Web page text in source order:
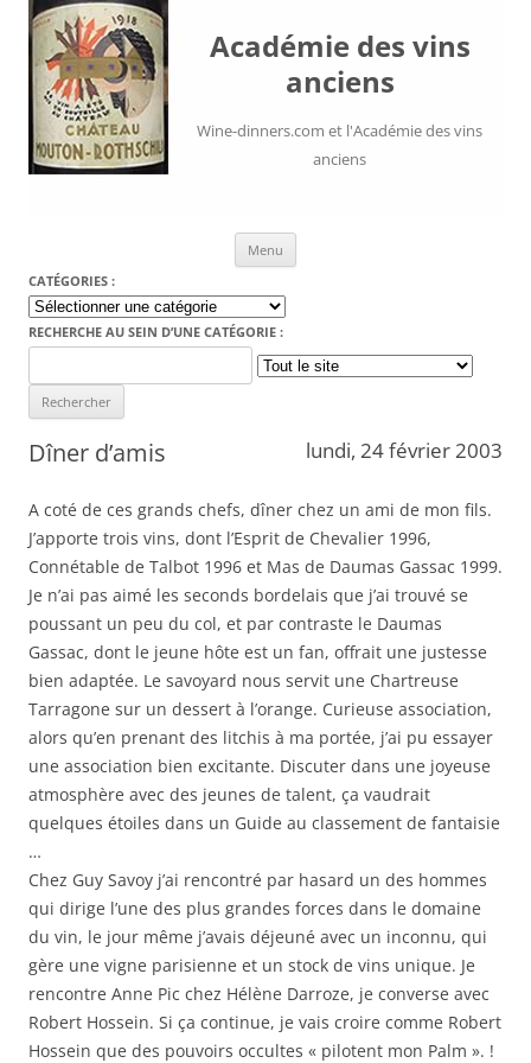
Académie des vins
anciens
Wine-dinners.com et l'Académie des vins
anciens
Menu
CATÉGORIES :
Catégories
:
RECHERCHE AU SEIN D’UNE CATÉGORIE :
for:
Dîner d’amis lundi, 24 février 2003
A coté de ces grands chefs, dîner chez un ami de mon fils.
J’apporte trois vins, dont l’Esprit de Chevalier 1996,
Connétable de Talbot 1996 et Mas de Daumas Gassac 1999.
Je n’ai pas aimé les seconds bordelais que j’ai trouvé se
poussant un peu du col, et par contraste le Daumas
Gassac, dont le jeune hôte est un fan, offrait une justesse
bien adaptée. Le savoyard nous servit une Chartreuse
Tarragone sur un dessert à l’orange. Curieuse association,
alors qu’en prenant des litchis à ma portée, j’ai pu essayer
une association bien excitante. Discuter dans une joyeuse
atmosphère avec des jeunes de talent, ça vaudrait
quelques étoiles dans un Guide au classement de fantaisie
…
Chez Guy Savoy j’ai rencontré par hasard un des hommes
qui dirige l’une des plus grandes forces dans le domaine
du vin, le jour même j’avais déjeuné avec un inconnu, qui
gère une vigne parisienne et un stock de vins unique. Je
rencontre Anne Pic chez Hélène Darroze, je converse avec
Robert Hossein. Si ça continue, je vais croire comme Robert
Hossein que des pouvoirs occultes « pilotent mon Palm ». !